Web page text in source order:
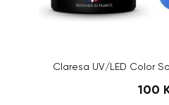
Claresa UV/LED Color
100